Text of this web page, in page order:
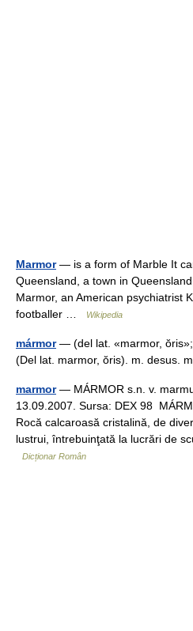
Marmor— is a form of Marble It
Queensland, a town in
Marmor, an American psychiatrist
footballer …
Wikipedia
mármor— (del lat. «marmor, ŏris»;
(Del lat. marmor, ŏris). m. desus.
marmor— MÁRMOR s.n. v.
13.09.2007. Sursa: DEX 98
Rocă calcaroasă cristalină, de
lustrui, întrebuinţată la lucrări de
Dicționar Român